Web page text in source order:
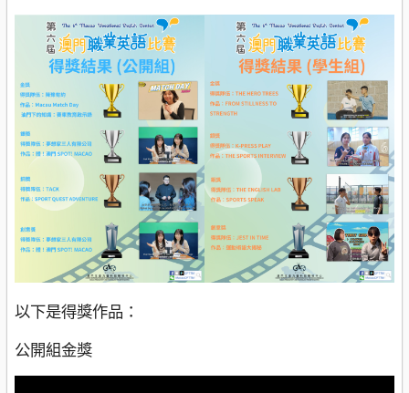
以下是得獎作品：
公開組金獎